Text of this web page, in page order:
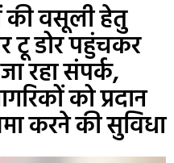
की वसूली हेतु
टू डोर पहुंचकर
रहा संपर्क,
को प्रदान
करने की सुविधा